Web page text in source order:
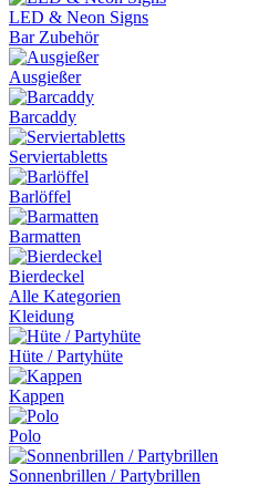
LED & Neon Signs
Bar Zubehör
Ausgießer
Barcaddy
Serviertabletts
Barlöffel
Barmatten
Bierdeckel
Alle Kategorien
Kleidung
Hüte / Partyhüte
Kappen
Polo
Sonnenbrillen / Partybrillen